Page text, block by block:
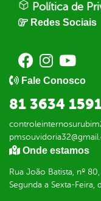
Política de
Redes Sociais
Fale Conosco
81 3634
Onde estamos
Rua João Batista, nº
Segunda a Sexta-Feira,